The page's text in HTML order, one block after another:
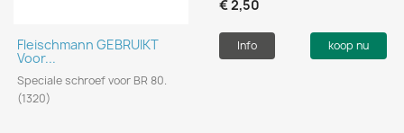
Fleischmann GEBRUIKT
Voor...
Speciale schroef voor BR 80.
(1320)
€ 2,50
Info koop nu